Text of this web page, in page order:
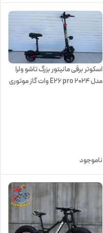
اسکوتر برقی مانیتور بزرگ تاشو ولرا
مدل E26 pro 2024 وات گاز موتوری
ناموجود